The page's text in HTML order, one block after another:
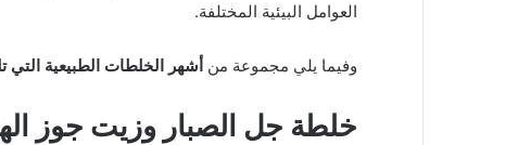
العوامل البيئية المختلفة.
وفيما يلي مجموعة من أشهر الخلطات الطبيعية التي
خلطة جل الصبار وزيت جوز